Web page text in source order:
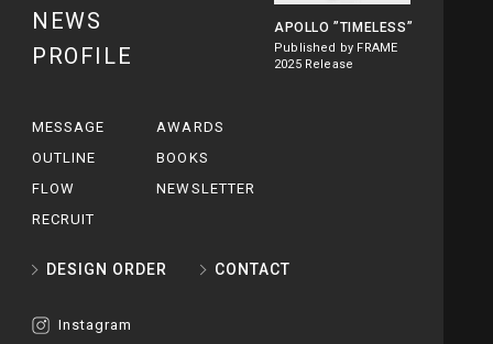
NEWS
PROFILE
APOLLO”TIMELESS”
Published by FRAME
2025 Release
MESSAGE
AWARDS
OUTLINE
BOOKS
FLOW
NEWSLETTER
RECRUIT
DESIGN ORDER CONTACT
Instagram